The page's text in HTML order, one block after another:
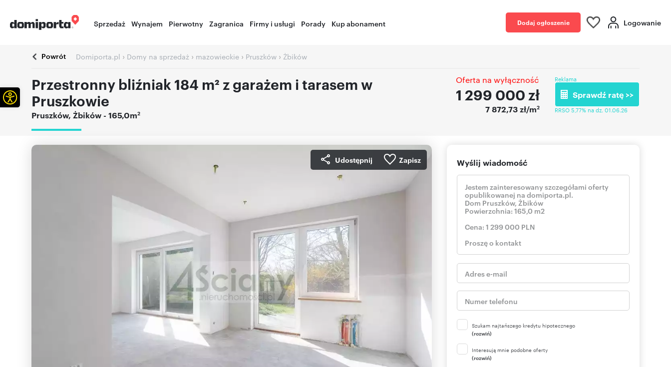
Sprzedaż Wynajem Pierwotny Zagranica Firmy i usługi Porady Kup abonament Dodaj ogłoszenie Logowanie
Powrót Domiporta.pl › Domy na sprzedaż › mazowieckie › Pruszków › Żbików
Przestronny bliźniak 184 m² z garażem i tarasem w
Pruszkowie
Pruszków, Żbików - 165,0m2
Oferta na wyłączność
1 299 000 zł
7 872,73 zł/m2
Reklama
Sprawdź ratę >>
RRSO 5,77% na dz. 01.06.26
Udostępnij Zapisz Wyślij wiadomość
Szukam najtańszego kredytu hipotecznego
(rozwiń)
Interesują mnie podobne oferty
(rozwiń)
Otwórz pasek narzędzi